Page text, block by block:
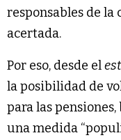
responsables de la
acertada.
Por eso, desde el
la posibilidad de
para las
una medida